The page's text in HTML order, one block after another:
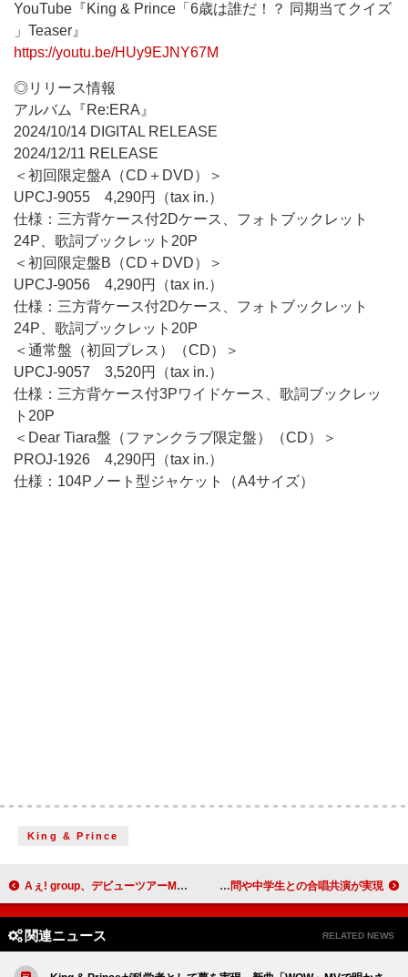
YouTube『King & Prince「6歳は誰だ！？ 同期当てクイズ
」Teaser』
https://youtu.be/HUy9EJNY67M
◎リリース情報
アルバム『Re:ERA』
2024/10/14 DIGITAL RELEASE
2024/12/11 RELEASE
＜初回限定盤A（CD＋DVD）＞
UPCJ-9055 4,290円（tax in.）
仕様：三方背ケース付2Dケース、フォトブックレット
24P、歌詞ブックレット20P
＜初回限定盤B（CD＋DVD）＞
UPCJ-9056 4,290円（tax in.）
仕様：三方背ケース付2Dケース、フォトブックレット
24P、歌詞ブックレット20P
＜通常盤（初回プレス）（CD）＞
UPCJ-9057 3,520円（tax in.）
仕様：三方背ケース付3Pワイドケース、歌詞ブックレッ
ト20P
＜Dear Tiara盤（ファンクラブ限定盤）（CD）＞
PROJ-1926 4,290円（tax in.）
仕様：104Pノート型ジャケット（A4サイズ）
King & Prince
Aぇ! group、デビューツアーMCダイジェストの一部公開 緑黄色社会が『SONGS』登場、思い出のライブハウス訪問や中学生との合唱共演が実現
関連ニュース RELATED NEWS